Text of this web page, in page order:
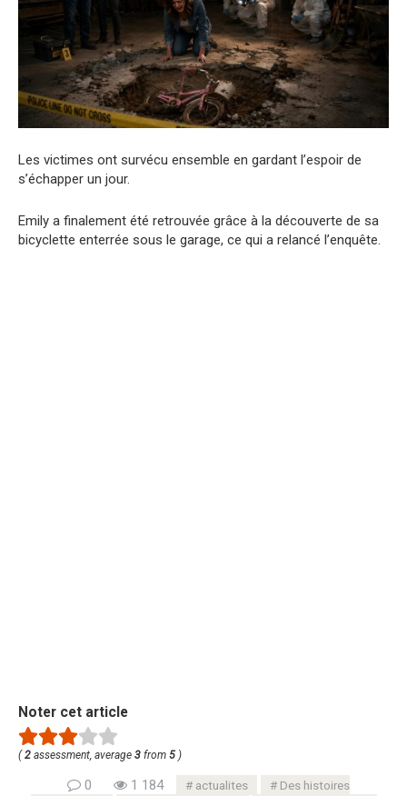
Les victimes ont survécu ensemble en gardant l’espoir de
s’échapper un jour.
Emily a finalement été retrouvée grâce à la découverte de sa
bicyclette enterrée sous le garage, ce qui a relancé l’enquête.
Noter cet article
( 2 assessment, average 3 from 5 )
0 1 184 actualites
Des histoires